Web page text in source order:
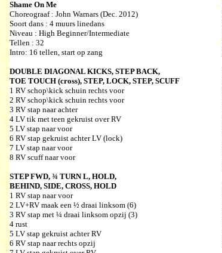
Shame On Me
Choreograaf : John Warnars (Dec. 2012)
Soort dans : 4 muurs linedans
Niveau : High Beginner/Intermediate
Tellen : 32
Intro: 16 tellen, start op zang
DOUBLE DIAGONAL KICKS, STEP BACK,
TOE TOUCH (cross), STEP, LOCK, STEP, SCUFF
1 RV schop\kick schuin rechts voor
2 RV schop\kick schuin rechts voor
3 RV stap naar achter
4 LV tik met teen gekruist over RV
5 LV stap naar voor
6 RV stap gekruist achter LV (lock)
7 LV stap naar voor
8 RV scuff naar voor
STEP FWD, ¾ TURN L, HOLD,
BEHIND, SIDE, CROSS, HOLD
1 RV stap naar voor
2 LV+RV maak een ½ draai linksom (6)
3 RV stap met ¼ draai linksom opzij (3)
4 rust
5 LV stap gekruist achter RV
6 RV stap naar rechts opzij